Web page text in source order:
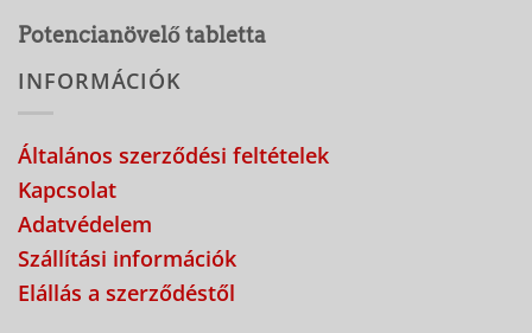
Potencianövelő tabletta
INFORMÁCIÓK
Általános szerződési feltételek
Kapcsolat
Adatvédelem
Szállítási információk
Elállás a szerződéstől